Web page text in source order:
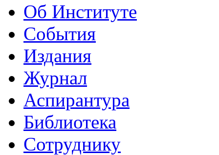
Об Институте
События
Издания
Журнал
Аспирантура
Библиотека
Сотруднику